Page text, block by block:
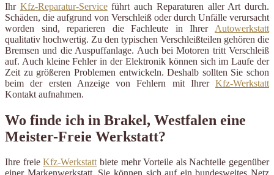
Ihr Kfz-Reparatur-Serviceführt auch Reparaturen aller Art durch.
Schäden, die aufgrund von Verschleiß oder durch Unfälle verursacht
worden sind, reparieren die Fachleute in Ihrer Autowerkstatt
qualitativ hochwertig. Zu den typischen Verschleißteilen gehören die
Bremsen und die Auspuffanlage. Auch bei Motoren tritt Verschleiß
auf. Auch kleine Fehler in der Elektronik können sich im Laufe der
Zeit zu größeren Problemen entwickeln. Deshalb sollten Sie schon
beim der ersten Anzeige von Fehlern mit Ihrer Kfz-Werkstatt
Kontakt aufnahmen.
Wo finde ich in Brakel, Westfalen eine
Meister-Freie Werkstatt?
Ihre freieKfz-Werkstattbiete mehr Vorteile als Nachteile gegenüber